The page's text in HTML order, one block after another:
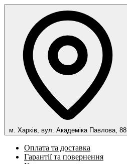
м. Харків, вул. Академіка Павлова, 88
Оплата та доставка
Гарантії та повернення